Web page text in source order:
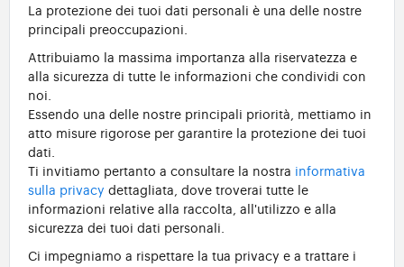
La protezione dei tuoi dati personali è una delle nostre
principali preoccupazioni.
Attribuiamo la massima importanza alla riservatezza e
alla sicurezza di tutte le informazioni che condividi con
noi.
Essendo una delle nostre principali priorità, mettiamo in
atto misure rigorose per garantire la protezione dei tuoi
dati.
Ti invitiamo pertanto a consultare la nostra informativa
sulla privacy dettagliata, dove troverai tutte le
informazioni relative alla raccolta, all'utilizzo e alla
sicurezza dei tuoi dati personali.
Ci impegniamo a rispettare la tua privacy e a trattare i